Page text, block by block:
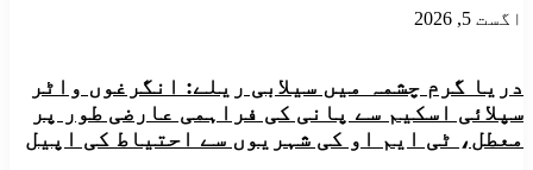
اگست 5, 2026
دریا گرم چشمہ میں سیلابی ریلے: انگرغوں واٹر
سپلائی اسکیم سے پانی کی فراہمی عارضی طور پر
معطل، ٹی ایم او کی شہریوں سے احتیاط کی اپیل